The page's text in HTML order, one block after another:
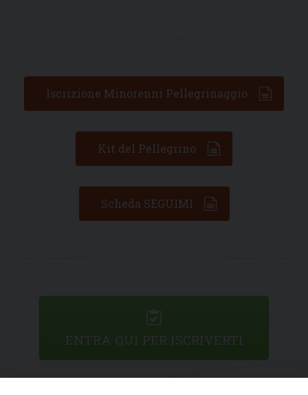
Iscrizione Minorenni Pellegrinaggio
Kit del Pellegrino
Scheda SEGUIMI
ENTRA QUI PER ISCRIVERTI